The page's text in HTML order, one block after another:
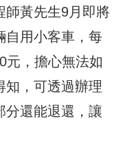
師黃先生9月即將
自用小客車，每
元，擔心無法如
知，可透過辦理
分還能退還，讓